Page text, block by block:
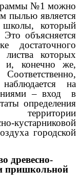
№1 можно
пылью является
который
объясняется
достаточного
листва которых
и, конечно же,
на
– вход в
определения
территории
городской
древесно-
пришкольной